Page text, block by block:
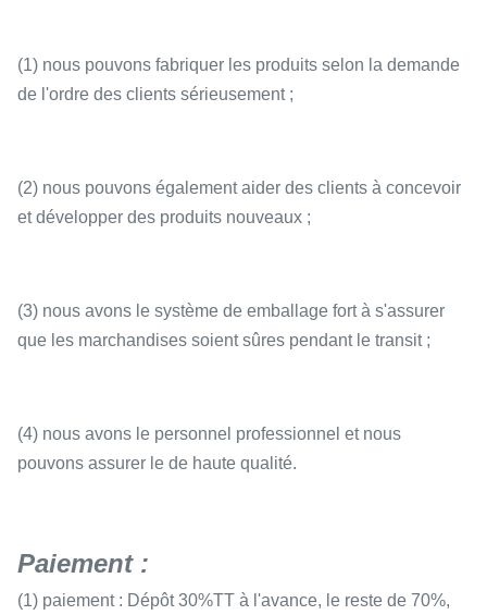
(1) nous pouvons fabriquer les produits selon la demande
de l'ordre des clients sérieusement ;
(2) nous pouvons également aider des clients à concevoir
et développer des produits nouveaux ;
(3) nous avons le système de emballage fort à s'assurer
que les marchandises soient sûres pendant le transit ;
(4) nous avons le personnel professionnel et nous
pouvons assurer le de haute qualité.
Paiement :
(1) paiement : Dépôt 30%TT à l'avance, le reste de 70%,